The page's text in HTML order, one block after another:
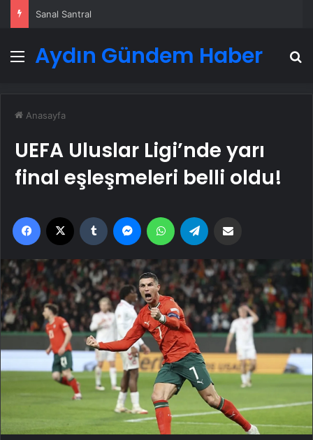
Sanal Santral
Menü
Aydın Gündem Haber
Anasayfa
UEFA Uluslar Ligi’nde yarı
final eşleşmeleri belli oldu!
Facebook Tumblr MessengerWhatsApp